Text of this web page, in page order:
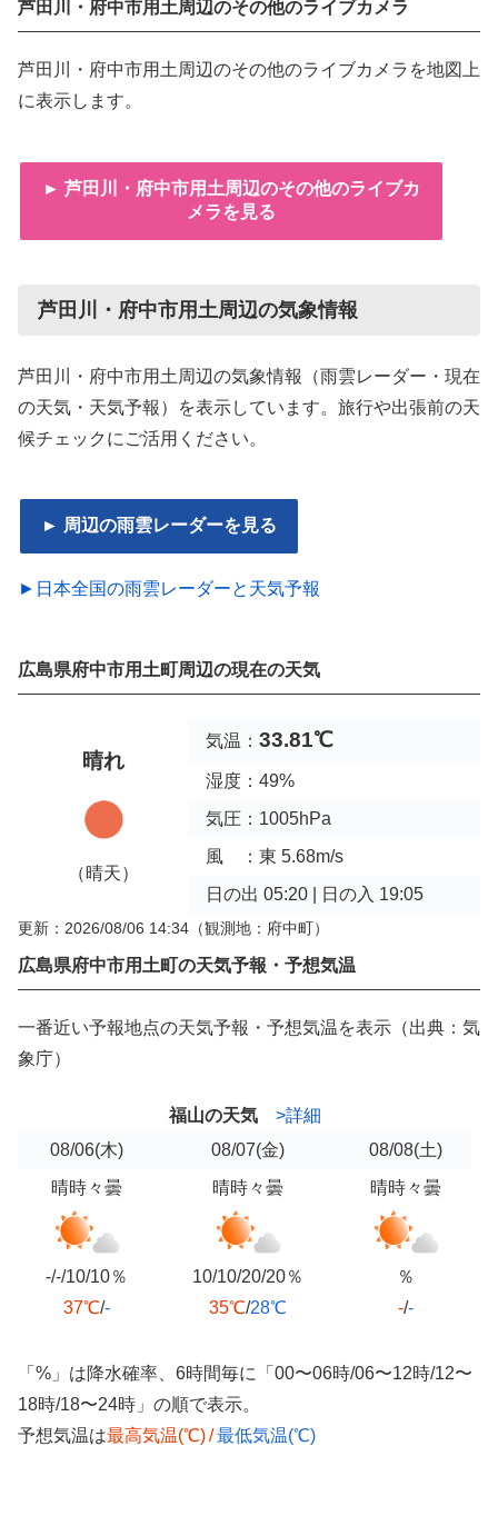
芦田川・府中市用土周辺のその他のライブカメラ
芦田川・府中市用土周辺のその他のライブカメラを地図上
に表示します。
► 芦田川・府中市用土周辺のその他のライブカ
メラを見る
芦田川・府中市用土周辺の気象情報
芦田川・府中市用土周辺の気象情報（雨雲レーダー・現在
の天気・天気予報）を表示しています。旅行や出張前の天
候チェックにご活用ください。
► 周辺の雨雲レーダーを見る
►日本全国の雨雲レーダーと天気予報
広島県府中市用土町周辺の現在の天気
晴れ
（晴天）
気温： 33.81℃
湿度：49%
気圧：1005hPa
風 ：東 5.68m/s
日の出 05:20 | 日の入 19:05
更新：2026/08/06 14:34 （観測地：府中町）
広島県府中市用土町の天気予報・予想気温
一番近い予報地点の天気予報・予想気温を表示（出典：気
象庁）
福山の天気
>詳細
08/06(木) 08/07(金) 08/08(土)
晴時々曇
-/-/10/10％
37℃/-
晴時々曇
10/10/20/20％
35℃/28℃
晴時々曇
％
-/-
「%」は降水確率、6時間毎に「00〜06時/06〜12時/12〜
18時/18〜24時」の順で表示。
予想気温は最高気温(℃)/最低気温(℃)